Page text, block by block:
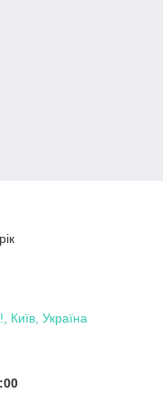
Україна